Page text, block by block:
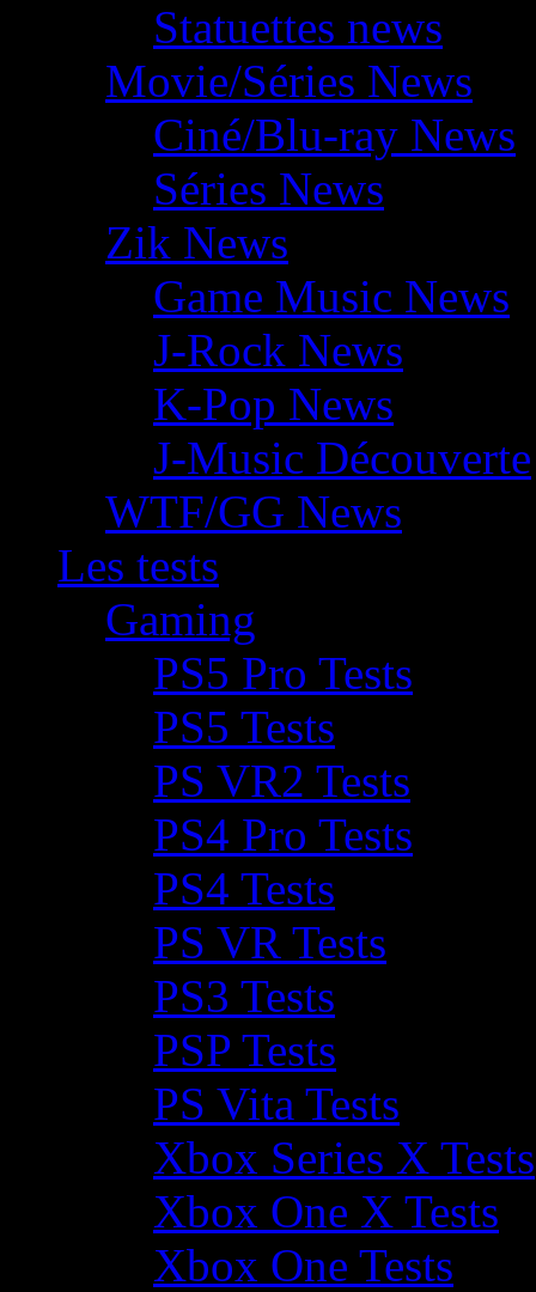
Statuettes news
Movie/Séries News
Ciné/Blu-ray News
Séries News
Zik News
Game Music News
J-Rock News
K-Pop News
J-Music Découverte
WTF/GG News
Les tests
Gaming
PS5 Pro Tests
PS5 Tests
PS VR2 Tests
PS4 Pro Tests
PS4 Tests
PS VR Tests
PS3 Tests
PSP Tests
PS Vita Tests
Xbox Series X Tests
Xbox One X Tests
Xbox One Tests